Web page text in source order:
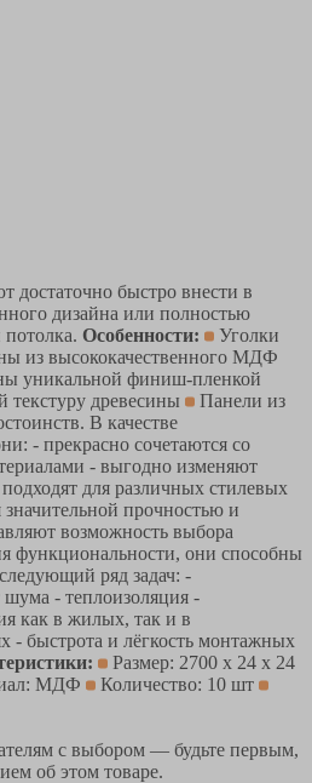
достаточно быстро внести в
дизайна или полностью
потолка. Особенности:
Уголки
из высококачественного МДФ
уникальной финиш-пленкой
древесины
Панели из
В качестве
- прекрасно сочетаются со
- выгодно изменяют
для различных стилевых
прочностью и
возможность выбора
функциональности, они способны
ряд задач: -
шума - теплоизоляция -
как в жилых, так и в
- быстрота и лёгкость монтажных
Размер: 2700 х 24 х 24
МДФ
Количество: 10 шт
с выбором — будьте первым,
об этом товаре.